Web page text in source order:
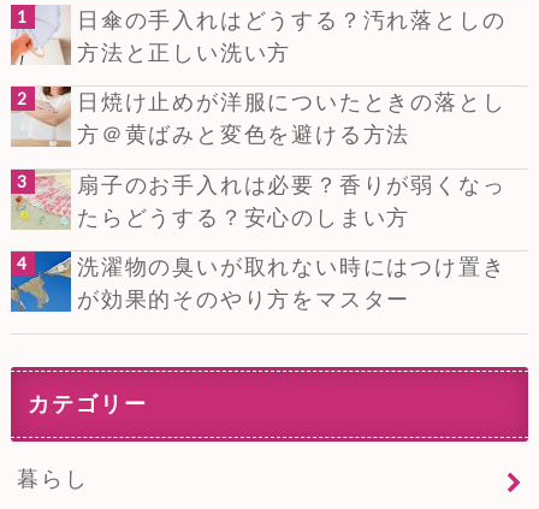
日傘の手入れはどうする？汚れ落としの
方法と正しい洗い方
日焼け止めが洋服についたときの落とし
方＠黄ばみと変色を避ける方法
扇子のお手入れは必要？香りが弱くなっ
たらどうする？安心のしまい方
洗濯物の臭いが取れない時にはつけ置き
が効果的そのやり方をマスター
カテゴリー
暮らし